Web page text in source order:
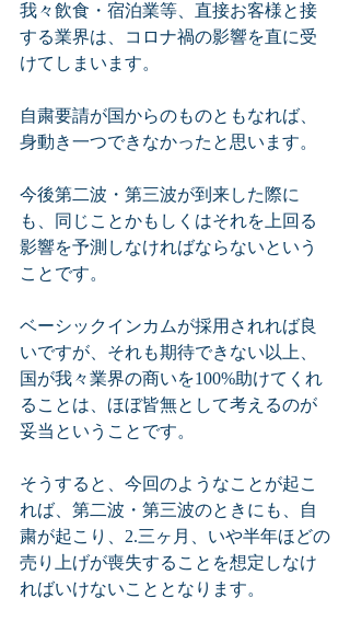
我々飲食・宿泊業等、直接お客様と接
する業界は、コロナ禍の影響を直に受
けてしまいます。
自粛要請が国からのものともなれば、
身動き一つできなかったと思います。
今後第二波・第三波が到来した際に
も、同じことかもしくはそれを上回る
影響を予測しなければならないという
ことです。
ベーシックインカムが採用されれば良
いですが、それも期待できない以上、
国が我々業界の商いを100%助けてくれ
ることは、ほぼ皆無として考えるのが
妥当ということです。
そうすると、今回のようなことが起こ
れば、第二波・第三波のときにも、自
粛が起こり、2.三ヶ月、いや半年ほどの
売り上げが喪失することを想定しなけ
ればいけないこととなります。